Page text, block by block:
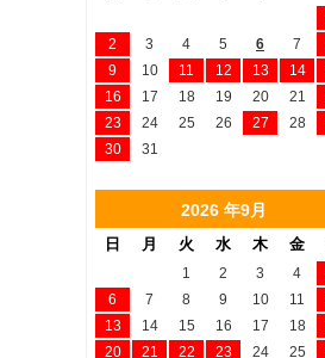
2
3 4 5 6 7
9
10 11 12 13 14
16
17 18 19 20 21
23
24 25 26 27 28
30
31
2026 年9月
日 月 火 水 木 金
1 2 3 4
6
7 8 9 10 11
13
14 15 16 17 18
20
21 22 23 24 25